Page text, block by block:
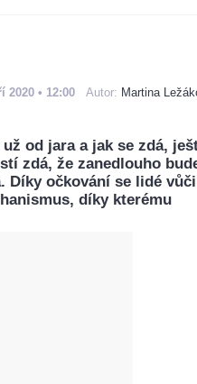
2020 • 12:00 Autor: Martina
od jara a jak se zdá,
zdá, že zanedlouho
Díky očkování se lidé vůči
díky kterému